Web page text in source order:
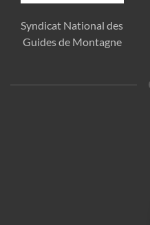
Syndicat National des
Guides de Montagne